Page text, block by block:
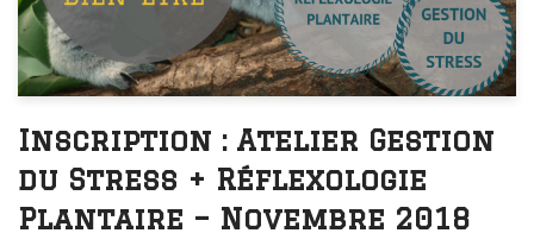
Inscription : Atelier Gestion
du Stress + Réflexologie
Plantaire – Novembre 2018